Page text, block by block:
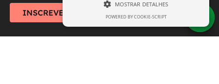
INSCREVER-SE
MOSTRAR DETALHES
ESTRITAMENTE NECESSÁRIO
POWERED BY COOKIE-SCRIPT